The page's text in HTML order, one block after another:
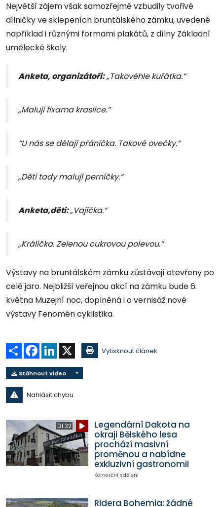
Největší zájem však samozřejmě vzbudily tvořivé
dílničky ve sklepeních bruntálského zámku, uvedené
například i různými formami plakátů, z dílny Základní
umělecké školy.
Anketa, organizátoři:„Takovéhle kuřátka.“
„Malují fixama kraslice.“
“U nás se dělají přáníčka. Takové ovečky.“
„Děti tady malují perníčky.“
Anketa,děti:„Vajíčka.“
„Králíčka. Zelenou cukrovou polevou.“
Výstavy na bruntálském zámku zůstávají otevřeny po
celé jaro. Nejbližší veřejnou akcí na zámku bude 6.
května Muzejní noc, doplněná i o vernisáž nové
výstavy Fenomén cyklistika.
Sdílet Facebook
LinkedIn Vytisknout článek
Stáhnout video
Nahlásit chybu
01:32
Legendární Dakota na
okraji Bělského lesa
prochází masivní
proměnou a nabídne
exkluzivní gastronomii
Komerční sdělení
Ridera Bohemia: žádné